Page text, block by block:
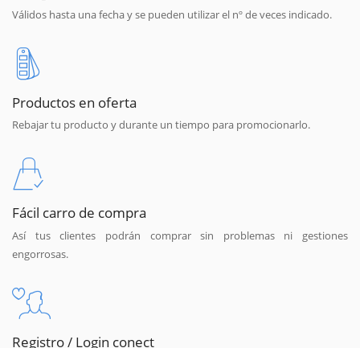
Válidos hasta una fecha y se pueden utilizar el nº de veces indicado.
Productos en oferta
Rebajar tu producto y durante un tiempo para promocionarlo.
Fácil carro de compra
Así tus clientes podrán comprar sin problemas ni gestiones
engorrosas.
Registro / Login conect